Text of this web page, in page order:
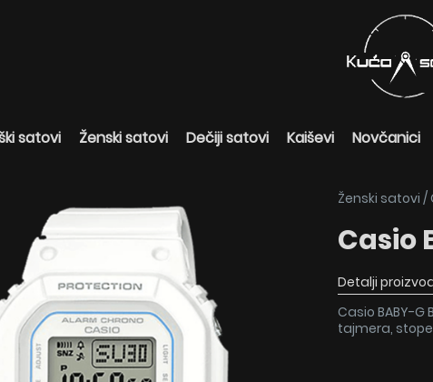
satovi Ženski satovi Dečiji satovi Kaiševi Novčanici
Ženski satovi /
Casio
Detalji
Casio BABY-
tajmera,